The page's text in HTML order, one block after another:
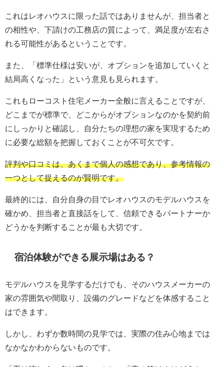
これはレオハウスに限った話ではありませんが、担当者と
の相性や、下請けの工務店の質によって、満足度が左右さ
れる可能性があるということです。
また、「標準仕様は安いが、オプションを追加していくと
結局高くなった」という意見も見られます。
これもローコスト住宅メーカー全般に言えることですが、
どこまでが標準で、どこからがオプションなのかを契約前
にしっかりと確認し、自分たちの理想の家を実現するため
に必要な総額を把握しておくことが不可欠です。
評判や口コミは、あくまで個人の感想であり、参考情報の
一つとして捉えるのが賢明です。
最終的には、自分自身の目でレオハウスのモデルハウスを
確かめ、担当者と直接話をして、信頼できるパートナーか
どうかを判断することが最も大切です。
宿泊体験ができる展示場はある？
モデルハウスを見学するだけでも、そのハウスメーカーの
家の雰囲気や間取り、設備のグレードなどを体感すること
はできます。
しかし、わずか数時間の見学では、実際の住み心地までは
なかなかわからないものです。